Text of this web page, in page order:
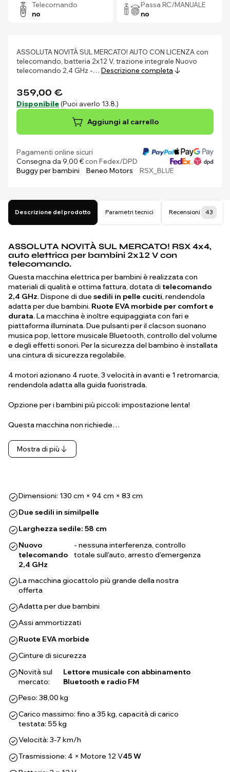
Telecomando
no
Passa RC/MANUALE
no
ASSOLUTA NOVITÀ SUL MERCATO! AUTO CON LICENZA con
telecomando, batteria 2x12 V, trazione integrale Nuovo
telecomando 2,4 GHz -… Descrizione completa
359,00 €
Disponibile (Puoi averlo 13.8.)
Aggiungi al carrello
Pagamenti online sicuri
Consegna da 9,00 €con Fedex/DPD
Buggy per bambini
Beneo Motors RSX_BLUE
Descrizione del prodotto Parametri tecnici Recensioni 43
ASSOLUTA NOVITÀ SUL MERCATO! RSX 4x4,
auto elettrica per bambini 2x12 V con
telecomando.
Questa macchina elettrica per bambini è realizzata con
materiali di qualità e ottima fattura, dotata ditelecomando
2,4 GHz. Dispone di due sedili in pelle cuciti, rendendola
adatta per due bambini. Ruote EVA morbide per comfort e
durata. La macchina è inoltre equipaggiata con fari e
piattaforma illuminata. Due pulsanti per il clacson suonano
musica pop, lettore musicale Bluetooth, controllo del volume
e degli effetti sonori. Per la sicurezza del bambino è installata
una cintura di sicurezza regolabile.
4 motori azionano 4 ruote, 3 velocità in avanti e 1 retromarcia,
rendendola adatta alla guida fuoristrada.
Opzione per i bambini più piccoli: impostazione lenta!
Questa macchina non richiede…
Mostra di più
Dimensioni: 130 cm × 94 cm × 83 cm
Due sedili in similpelle
Larghezza sedile: 58 cm
Nuovo
telecomando
2,4 GHz
- nessuna interferenza, controllo
totale sull'auto, arresto d'emergenza
La macchina giocattolo più grande della nostra
offerta
Adatta per due bambini
Assi ammortizzati
Ruote EVA morbide
Cinture di sicurezza
Novità sul
mercato:
Lettore musicale con abbinamento
Bluetooth e radio FM
Peso: 38,00 kg
Carico massimo: fino a 35 kg, capacità di carico
testata: 55 kg
Velocità: 3-7 km/h
Trasmissione: 4 × Motore 12 V45 W